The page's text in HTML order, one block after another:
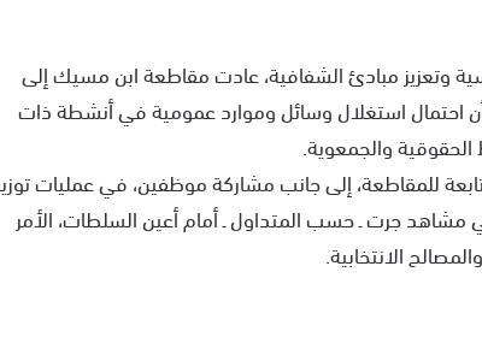
وتعزيز مبادئ الشفافية، عادت مقاطعة ابن مسيك إلى
احتمال استغلال وسائل وموارد عمومية في أنشطة ذات
الحقوقية والجمعوية.
للمقاطعة، إلى جانب مشاركة موظفين، في عمليات
جرت ـ حسب المتداول ـ أمام أعين السلطات، الأمر
الانتخابية.